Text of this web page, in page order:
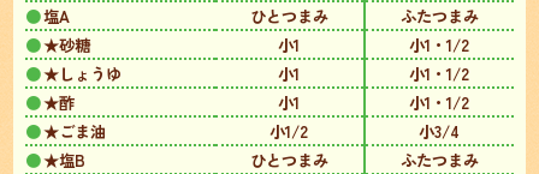
塩A
ひとつまみ
ふたつまみ
★砂糖
小1
小1・1/2
★しょうゆ
小1
小1・1/2
★酢
小1
小1・1/2
★ごま油
小1/2
小3/4
★塩B
ひとつまみ
ふたつまみ